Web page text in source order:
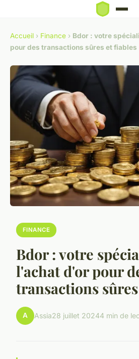
Accueil › Finance › Bdor : votre
pour des transactions sûres et fiables
FINANCE
Bdor : votre
l'achat d'or pour
transactions
A Assia28 juillet 20244 min de